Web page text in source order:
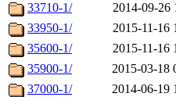
33710-1/
2014-09-26
33950-1/
2015-11-16
35600-1/
2015-11-16
35900-1/
2015-03-18
37000-1/
2014-06-19